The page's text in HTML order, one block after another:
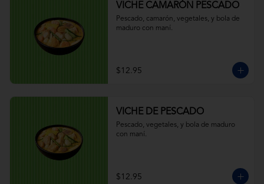
VICHE CAMARÓN PESCADO
Pescado, camarón, vegetales, y bola de
maduro con maní.
$12.95
VICHE DE PESCADO
Pescado, vegetales, y bola de maduro
con maní.
$12.95